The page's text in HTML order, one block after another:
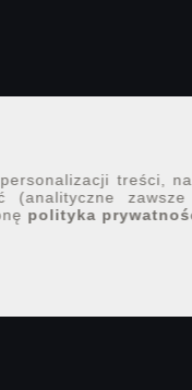
treści,
polityka